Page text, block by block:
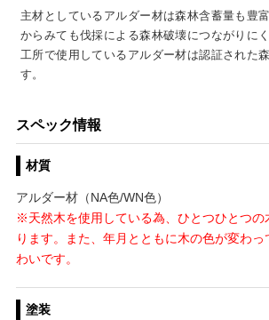
主材としているアルダー材は森林含蓄量も豊
からみても伐採による森林破壊につながりに
工所で使用しているアルダー材は認証された
す。
スペック情報
材質
アルダー材（NA色/WN色）
※天然木を使用している為、ひとつひとつの
ります。また、年月とともに木の色が変わ
わいです。
塗装